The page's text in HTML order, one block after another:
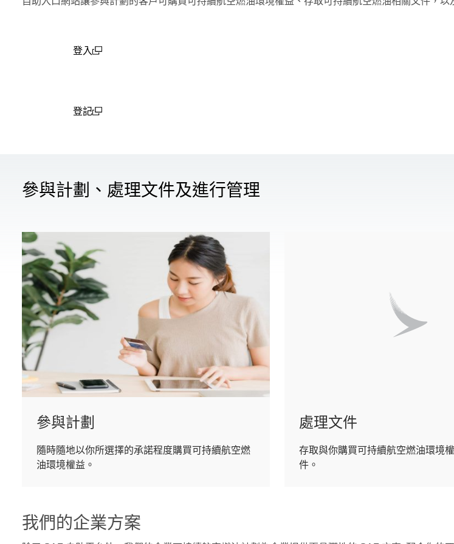
登入
登記
參與計劃、處理文件及進行管理
參與計劃
隨時隨地以你所選擇的承諾程度購買可持續航空燃
油環境權益。
處理文件
存取與你購買可持續航空燃油環境
件。
我們的企業方案